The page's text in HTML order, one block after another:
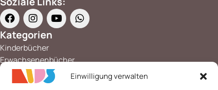
Einwilligung verwalten
Kategorien
Kinderbücher
Erwachsenenbücher
Büchersets
Mehrsprachiges